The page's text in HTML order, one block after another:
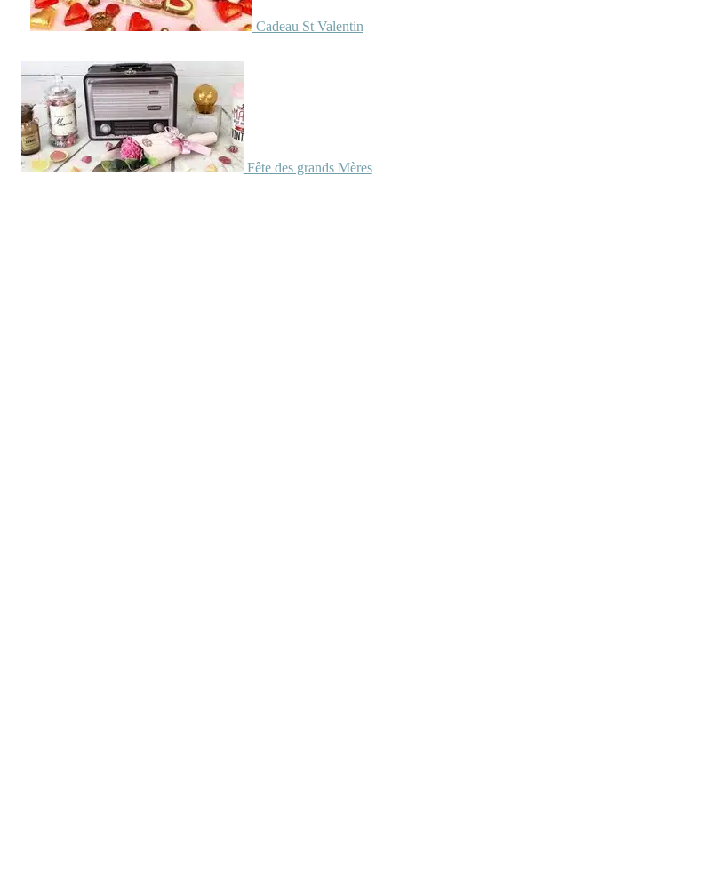
Cadeau St Valentin
Fête des grands Mères